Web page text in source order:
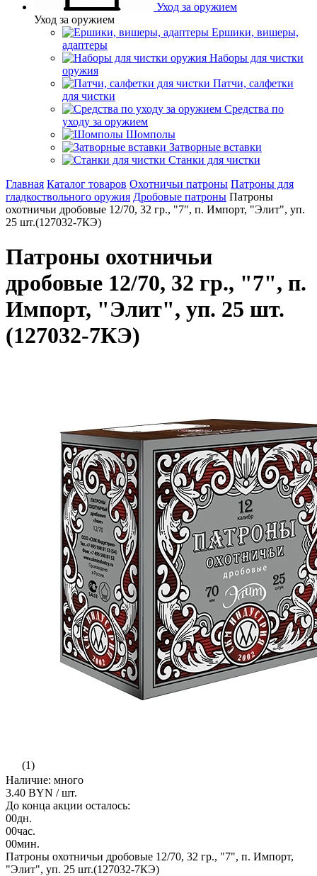
Уход за оружием
Уход за оружием
Ершики, вишеры,
адаптеры
Наборы для чистки
оружия
Патчи, салфетки
для чистки
Средства по
уходу за оружием
Шомполы
Затворные вставки
Станки для чистки
Главная Каталог товаров Охотничьи патроны Патроны для
гладкоствольного оружия Дробовые патроны Патроны
охотничьи дробовые 12/70, 32 гр., "7", п. Импорт, "Элит", уп.
25 шт.(127032-7КЭ)
Патроны охотничьи
дробовые 12/70, 32 гр., "7", п.
Импорт, "Элит", уп. 25 шт.
(127032-7КЭ)
(1)
Наличие: много
3.40 BYN / шт.
До конца акции осталось:
00дн.
00час.
00мин.
Патроны охотничьи дробовые 12/70, 32 гр., "7", п. Импорт,
"Элит", уп. 25 шт.(127032-7КЭ)